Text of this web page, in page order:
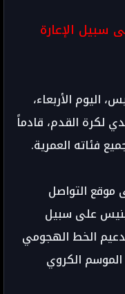
سبيل الإعارة
اليوم الأربعاء،
لكرة القدم، قادماً
فئاته العمرية.
موقع التواصل
بنيس على سبيل
الخط الهجومي
الموسم الكروي